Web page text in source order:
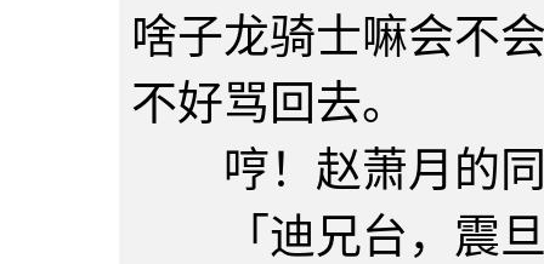
啥子龙骑士嘛会不
不好骂回去。
哼！赵萧月的同
「迪兄台，震旦